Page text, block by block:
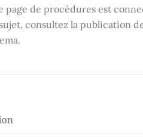
de procédures est
consultez la publication de